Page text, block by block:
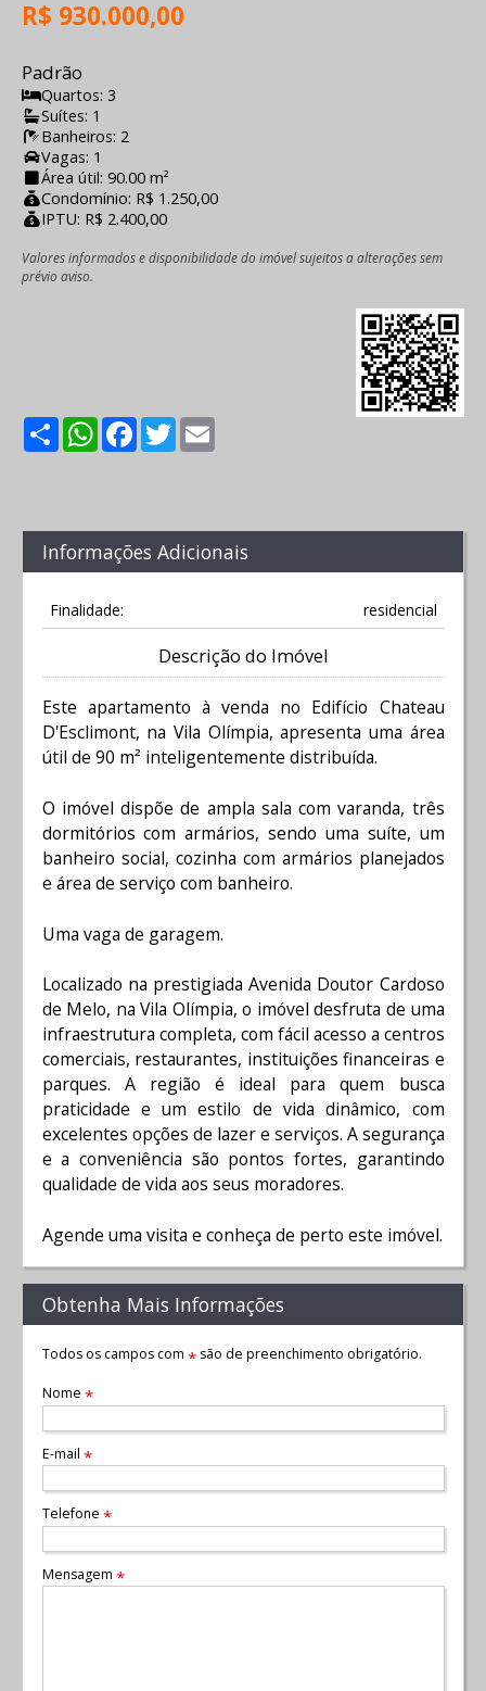
R$ 930.000,00
Padrão
Quartos: 3
Suítes: 1
Banheiros: 2
Vagas: 1
Área útil: 90.00 m²
Condomínio: R$ 1.250,00
IPTU: R$ 2.400,00
Valores informados e disponibilidade do imóvel sujeitos a alterações sem
prévio aviso.
ShareWhatsApp
Facebook
Twitter
Informações Adicionais
Finalidade: residencial
Descrição do Imóvel
Este apartamento à venda no Edifício Chateau
D'Esclimont, na Vila Olímpia, apresenta uma área
útil de 90 m² inteligentemente distribuída.
O imóvel dispõe de ampla sala com varanda, três
dormitórios com armários, sendo uma suíte, um
banheiro social, cozinha com armários planejados
e área de serviço com banheiro.
Uma vaga de garagem.
Localizado na prestigiada Avenida Doutor Cardoso
de Melo, na Vila Olímpia, o imóvel desfruta de uma
infraestrutura completa, com fácil acesso a centros
comerciais, restaurantes, instituições financeiras e
parques. A região é ideal para quem busca
praticidade e um estilo de vida dinâmico, com
excelentes opções de lazer e serviços. A segurança
e a conveniência são pontos fortes, garantindo
qualidade de vida aos seus moradores.
Agende uma visita e conheça de perto este imóvel.
Obtenha Mais Informações
Todos os campos com *são de preenchimento obrigatório.
Nome *
E-mail *
Telefone *
Mensagem *